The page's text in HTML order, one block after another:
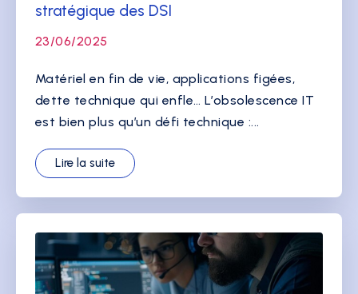
stratégique des DSI
23/06/2025
Matériel en fin de vie, applications figées,
dette technique qui enfle… L’obsolescence IT
est bien plus qu’un défi technique :...
Lire la suite